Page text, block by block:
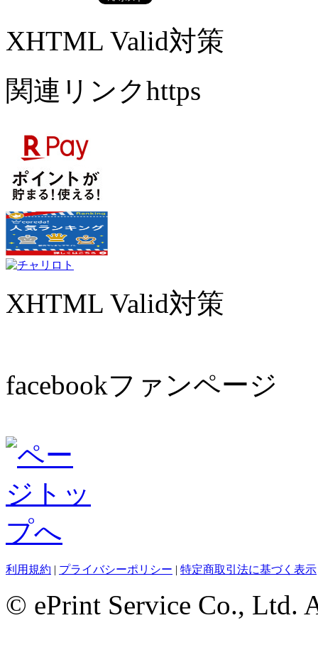
XHTML Valid対策
関連リンクhttps
XHTML Valid対策
facebookファンページ
利用規約 プライバシーポリシー 特定商取引法に基づく表示
© ePrint Service Co., Ltd.